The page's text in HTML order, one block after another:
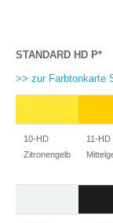
STANDARD HD P*
>> zur Farbtonkarte
10-HD
Zitronengelb
11-HD